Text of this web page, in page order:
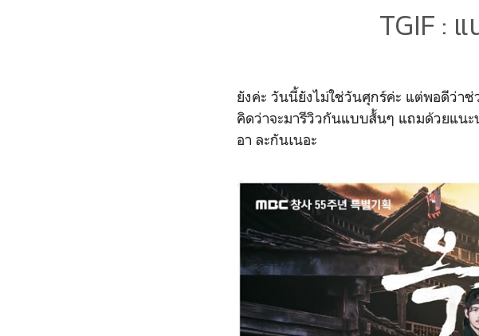
TGIF :
ยังค่ะ วันนี้ยังไม่ใช่วันศุกร์ค่ะ แต่พอดีว่าช่
คิดว่าจะมารีวิวกันแบบสั้นๆ แถมด้วยแนะ
อา ละกันเนอะ